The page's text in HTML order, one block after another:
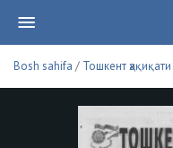
Bosh sahifa / Тошкент ҳақиқати